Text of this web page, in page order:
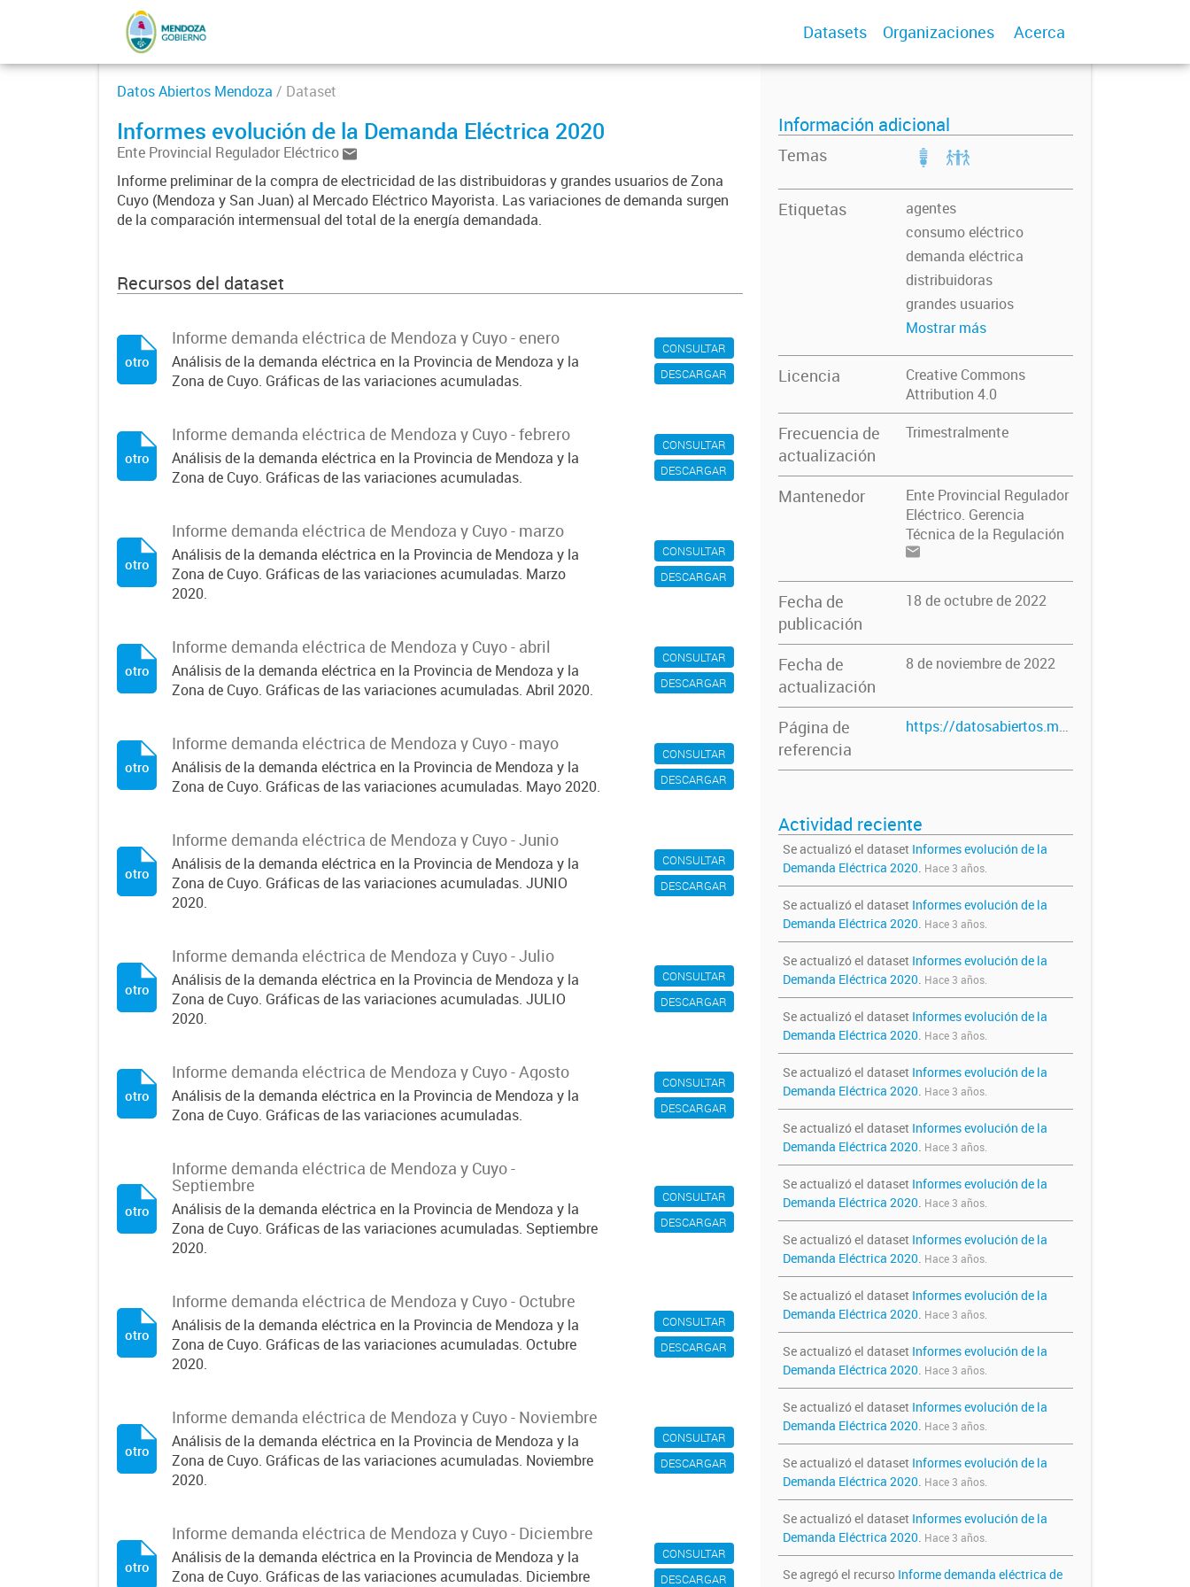
Datasets Organizaciones Acerca
Datos Abiertos Mendoza / Dataset
Informes evolución de la Demanda Eléctrica 2020
Ente Provincial Regulador Eléctrico
Informe preliminar de la compra de electricidad de las distribuidoras y grandes usuarios de Zona
Cuyo (Mendoza y San Juan) al Mercado Eléctrico Mayorista. Las variaciones de demanda surgen
de la comparación intermensual del total de la energía demandada.
Recursos del dataset
CONSULTAR
DESCARGAR
Informe demanda eléctrica de Mendoza y Cuyo - enero
Análisis de la demanda eléctrica en la Provincia de Mendoza y la
Zona de Cuyo. Gráficas de las variaciones acumuladas.
otro
CONSULTAR
DESCARGAR
Informe demanda eléctrica de Mendoza y Cuyo - febrero
Análisis de la demanda eléctrica en la Provincia de Mendoza y la
Zona de Cuyo. Gráficas de las variaciones acumuladas.
otro
CONSULTAR
DESCARGAR
Informe demanda eléctrica de Mendoza y Cuyo - marzo
Análisis de la demanda eléctrica en la Provincia de Mendoza y la
Zona de Cuyo. Gráficas de las variaciones acumuladas. Marzo
2020.
otro
CONSULTAR
DESCARGAR
Informe demanda eléctrica de Mendoza y Cuyo - abril
Análisis de la demanda eléctrica en la Provincia de Mendoza y la
Zona de Cuyo. Gráficas de las variaciones acumuladas. Abril 2020.
otro
CONSULTAR
DESCARGAR
Informe demanda eléctrica de Mendoza y Cuyo - mayo
Análisis de la demanda eléctrica en la Provincia de Mendoza y la
Zona de Cuyo. Gráficas de las variaciones acumuladas. Mayo 2020.
otro
CONSULTAR
DESCARGAR
Informe demanda eléctrica de Mendoza y Cuyo - Junio
Análisis de la demanda eléctrica en la Provincia de Mendoza y la
Zona de Cuyo. Gráficas de las variaciones acumuladas. JUNIO
2020.
otro
CONSULTAR
DESCARGAR
Informe demanda eléctrica de Mendoza y Cuyo - Julio
Análisis de la demanda eléctrica en la Provincia de Mendoza y la
Zona de Cuyo. Gráficas de las variaciones acumuladas. JULIO
2020.
otro
CONSULTAR
DESCARGAR
Informe demanda eléctrica de Mendoza y Cuyo - Agosto
Análisis de la demanda eléctrica en la Provincia de Mendoza y la
Zona de Cuyo. Gráficas de las variaciones acumuladas.
otro
CONSULTAR
DESCARGAR
Informe demanda eléctrica de Mendoza y Cuyo -
Septiembre
Análisis de la demanda eléctrica en la Provincia de Mendoza y la
Zona de Cuyo. Gráficas de las variaciones acumuladas. Septiembre
2020.
otro
CONSULTAR
DESCARGAR
Informe demanda eléctrica de Mendoza y Cuyo - Octubre
Análisis de la demanda eléctrica en la Provincia de Mendoza y la
Zona de Cuyo. Gráficas de las variaciones acumuladas. Octubre
2020.
otro
CONSULTAR
DESCARGAR
Informe demanda eléctrica de Mendoza y Cuyo - Noviembre
Análisis de la demanda eléctrica en la Provincia de Mendoza y la
Zona de Cuyo. Gráficas de las variaciones acumuladas. Noviembre
2020.
otro
CONSULTAR
DESCARGAR
Informe demanda eléctrica de Mendoza y Cuyo - Diciembre
Análisis de la demanda eléctrica en la Provincia de Mendoza y la
Zona de Cuyo. Gráficas de las variaciones acumuladas. Diciembre
otro
Información adicional
Temas
Etiquetas
agentes
consumo eléctrico
demanda eléctrica
distribuidoras
grandes usuarios
Mostrar más
Licencia
Creative Commons
Attribution 4.0
Frecuencia de
actualización
Trimestralmente
Mantenedor
Ente Provincial Regulador
Eléctrico. Gerencia
Técnica de la Regulación
Fecha de
publicación
18 de octubre de 2022
Fecha de
actualización
8 de noviembre de 2022
Página de
referencia
https://datosabiertos.mendoza.gov.ar/dataset/informes-evolucion-de-la-demanda-electrica-2020
Actividad reciente
Se actualizó el dataset Informes evolución de la
Demanda Eléctrica 2020. Hace 3 años.
Se actualizó el dataset Informes evolución de la
Demanda Eléctrica 2020. Hace 3 años.
Se actualizó el dataset Informes evolución de la
Demanda Eléctrica 2020. Hace 3 años.
Se actualizó el dataset Informes evolución de la
Demanda Eléctrica 2020. Hace 3 años.
Se actualizó el dataset Informes evolución de la
Demanda Eléctrica 2020. Hace 3 años.
Se actualizó el dataset Informes evolución de la
Demanda Eléctrica 2020. Hace 3 años.
Se actualizó el dataset Informes evolución de la
Demanda Eléctrica 2020. Hace 3 años.
Se actualizó el dataset Informes evolución de la
Demanda Eléctrica 2020. Hace 3 años.
Se actualizó el dataset Informes evolución de la
Demanda Eléctrica 2020. Hace 3 años.
Se actualizó el dataset Informes evolución de la
Demanda Eléctrica 2020. Hace 3 años.
Se actualizó el dataset Informes evolución de la
Demanda Eléctrica 2020. Hace 3 años.
Se actualizó el dataset Informes evolución de la
Demanda Eléctrica 2020. Hace 3 años.
Se actualizó el dataset Informes evolución de la
Demanda Eléctrica 2020. Hace 3 años.
Se agregó el recurso Informe demanda eléctrica de